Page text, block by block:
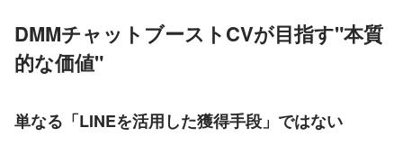
DMMチャットブーストCVが目指す"本質
的な価値"
単なる「LINEを活用した獲得手段」ではない